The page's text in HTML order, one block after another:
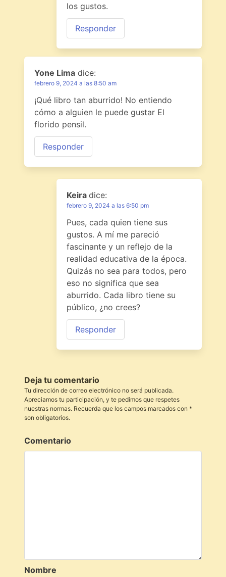
los gustos.
Responder
Yone Lima dice:
febrero 9, 2024 a las 8:50 am
¡Qué libro tan aburrido! No entiendo
cómo a alguien le puede gustar El
florido pensil.
Responder
Keira dice:
febrero 9, 2024 a las 6:50 pm
Pues, cada quien tiene sus
gustos. A mí me pareció
fascinante y un reflejo de la
realidad educativa de la época.
Quizás no sea para todos, pero
eso no significa que sea
aburrido. Cada libro tiene su
público, ¿no crees?
Responder
Deja tu comentario
Tu dirección de correo electrónico no será publicada.
Apreciamos tu participación, y te pedimos que respetes
nuestras normas. Recuerda que los campos marcados con *
son obligatorios.
Comentario
Nombre